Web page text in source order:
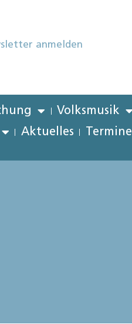
anmelden
Volksmusik
Aktuelles Termine